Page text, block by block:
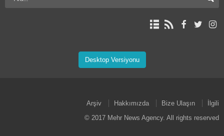
Desktop Versiyonu
Arşiv Hakkımızda Bize Ulaşın
İlgili
© 2017 Mehr News Agency. All rights reserved